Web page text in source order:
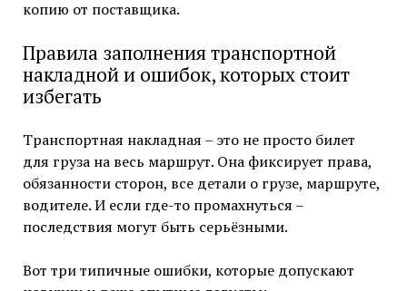
копию от поставщика.
Правила заполнения транспортной
накладной и ошибок, которых стоит
избегать
Транспортная накладная – это не просто билет
для груза на весь маршрут. Она фиксирует права,
обязанности сторон, все детали о грузе, маршруте,
водителе. И если где-то промахнуться –
последствия могут быть серьёзными.
Вот три типичные ошибки, которые допускают